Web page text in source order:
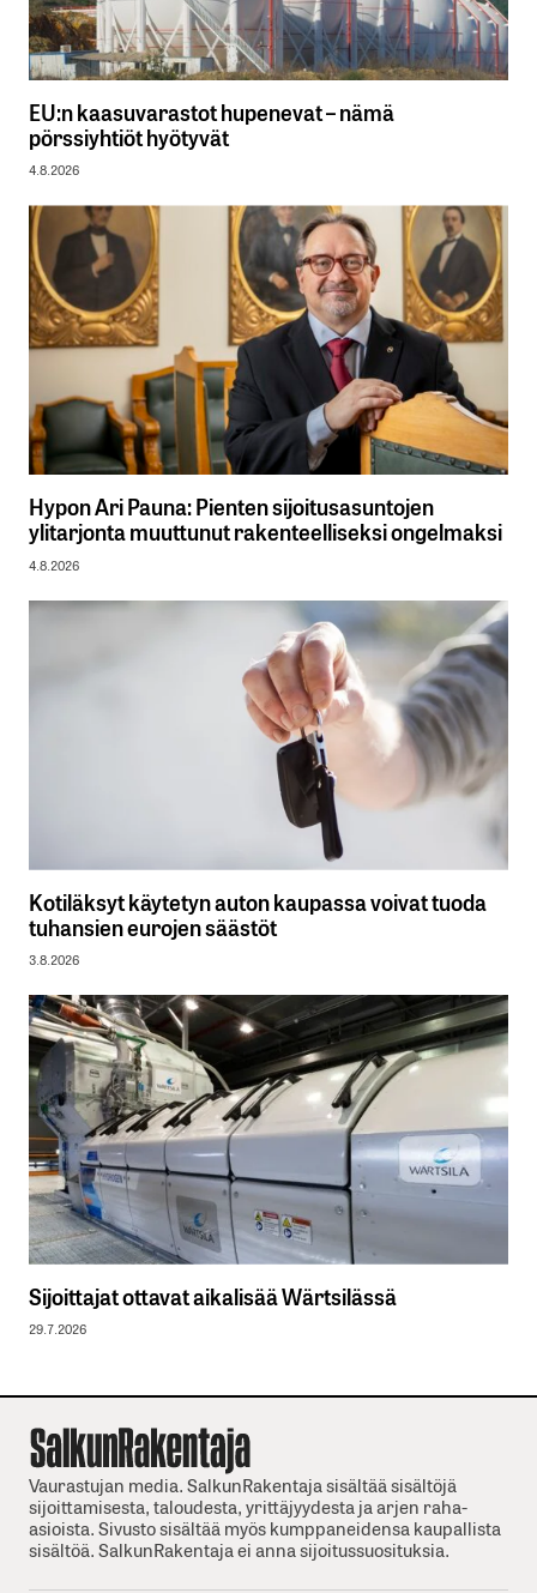
EU:n kaasuvarastot hupenevat – nämä
pörssiyhtiöt hyötyvät
4.8.2026
Hypon Ari Pauna: Pienten sijoitusasuntojen
ylitarjonta muuttunut rakenteelliseksi ongelmaksi
4.8.2026
Kotiläksyt käytetyn auton kaupassa voivat tuoda
tuhansien eurojen säästöt
3.8.2026
Sijoittajat ottavat aikalisää Wärtsilässä
29.7.2026
Vaurastujan media. SalkunRakentaja sisältää sisältöjä
sijoittamisesta, taloudesta, yrittäjyydesta ja arjen raha-
asioista. Sivusto sisältää myös kumppaneidensa kaupallista
sisältöä. SalkunRakentaja ei anna sijoitussuosituksia.